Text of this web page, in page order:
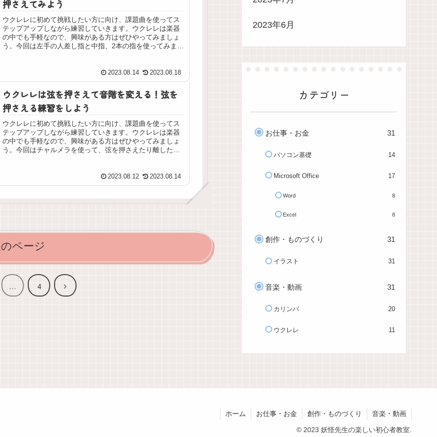
押さえてみよう
ウクレレに初めて挑戦したい方に向け、課題曲を使ってス
テップアップしながら練習していきます。ウクレレは楽器
の中でも手軽なので、興味がある方はぜひやってみましょ
う。今回は左手の人差し指と中指、2本の指を使ってみま
2023.08.14 2023.08.18
ウクレレは弦を押さえて音階を変える！弦を
押さえる練習をしよう
ウクレレに初めて挑戦したい方に向け、課題曲を使ってス
テップアップしながら練習していきます。ウクレレは楽器
の中でも手軽なので、興味がある方はぜひやってみましょ
う。今回はチャルメラを使って、弦を押さえたり離したり
2023.08.12 2023.08.14
ページ
… 4
次
2023年6月
カテゴリー
お仕事・お金 31
パソコン基礎 14
Microsoft Office 17
Word 8
Excel 8
創作・ものづくり 31
イラスト 31
音楽・動画 31
カリンバ 20
ウクレレ 11
ホーム お仕事・お金 創作・ものづくり 音楽・動画
© 2023 妖怪先生の楽しい初心者教室.